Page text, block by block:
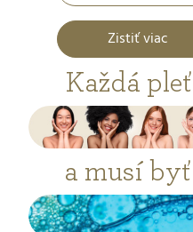
Zistiť viac
Každá
a musí